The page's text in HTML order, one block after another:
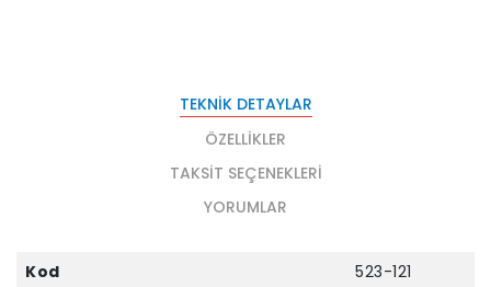
TEKNIK DETAYLAR
ÖZELLIKLER
TAKSIT SEÇENEKLERI
YORUMLAR
Kod
523-121